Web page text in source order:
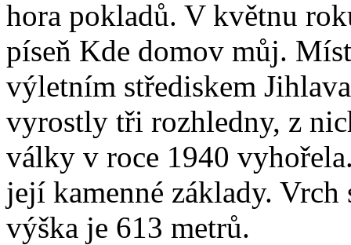
hora pokladů. V květnu
píseň Kde domov můj.
výletním střediskem
vyrostly tři rozhledny, z
války v roce 1940
její kamenné základy. Vrch
výška je 613 metrů.